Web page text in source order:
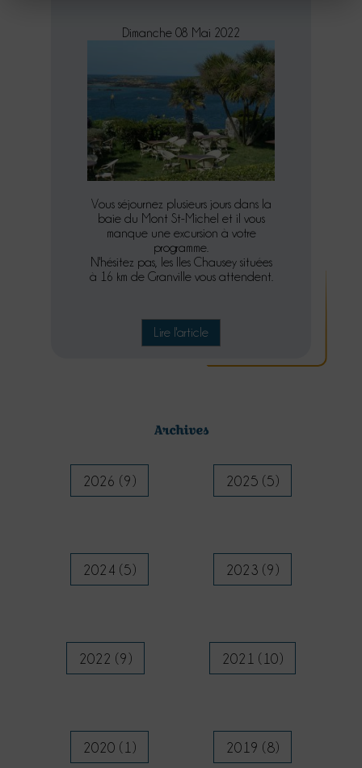
Dimanche 08 Mai 2022
Vous séjournez plusieurs jours dans la
baie du Mont St-Michel et il vous
manque une excursion à votre
programme.
N'hésitez pas, les Iles Chausey situées
à 16 km de Granville vous attendent.
Lire l'article
Archives
2026 (9) 2025 (5)
2024 (5) 2023 (9)
2022 (9) 2021 (10)
2020 (1) 2019 (8)